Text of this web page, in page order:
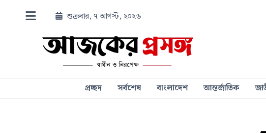
শুক্রবার, ৭ আগস্ট, ২০২৬
প্রচ্ছদ সর্বশেষ বাংলাদেশ আন্তর্জাতিক